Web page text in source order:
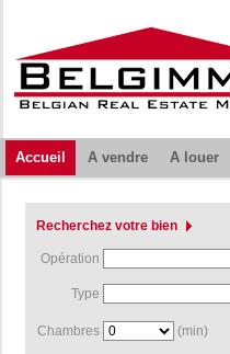
Accueil A vendre A louer
Recherchez votre bien
Opération
Type
Chambres (min)